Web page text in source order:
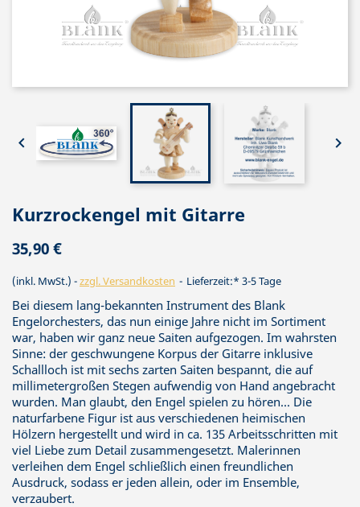
 
Kurzrockengel mit Gitarre
35,90 €
(inkl. MwSt.) zzgl. Versandkosten Lieferzeit:* 3-5 Tage
Bei diesem lang-bekannten Instrument des Blank
Engelorchesters, das nun einige Jahre nicht im Sortiment
war, haben wir ganz neue Saiten aufgezogen. Im wahrsten
Sinne: der geschwungene Korpus der Gitarre inklusive
Schallloch ist mit sechs zarten Saiten bespannt, die auf
millimetergroßen Stegen aufwendig von Hand angebracht
wurden. Man glaubt, den Engel spielen zu hören... Die
naturfarbene Figur ist aus verschiedenen heimischen
Hölzern hergestellt und wird in ca. 135 Arbeitsschritten mit
viel Liebe zum Detail zusammengesetzt. Malerinnen
verleihen dem Engel schließlich einen freundlichen
Ausdruck, sodass er jeden allein, oder im Ensemble,
verzaubert.